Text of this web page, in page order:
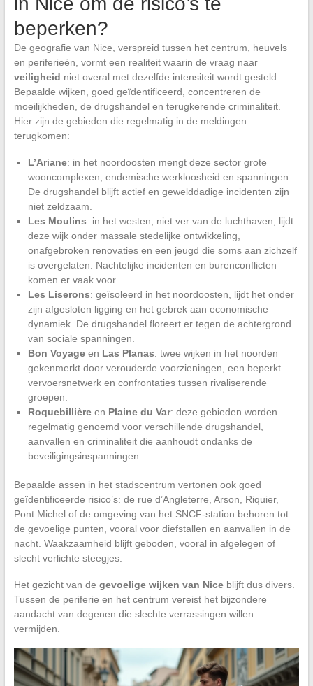
beperken?
De geografie van Nice, verspreid tussen het centrum, heuvels
en periferieën, vormt een realiteit waarin de vraag naar
veiligheid niet overal met dezelfde intensiteit wordt gesteld.
Bepaalde wijken, goed geïdentificeerd, concentreren de
moeilijkheden, de drugshandel en terugkerende criminaliteit.
Hier zijn de gebieden die regelmatig in de meldingen
terugkomen:
L’Ariane: in het noordoosten mengt deze sector grote
wooncomplexen, endemische werkloosheid en spanningen.
De drugshandel blijft actief en gewelddadige incidenten zijn
niet zeldzaam.
Les Moulins: in het westen, niet ver van de luchthaven, lijdt
deze wijk onder massale stedelijke ontwikkeling,
onafgebroken renovaties en een jeugd die soms aan zichzelf
is overgelaten. Nachtelijke incidenten en burenconflicten
komen er vaak voor.
Les Liserons: geïsoleerd in het noordoosten, lijdt het onder
zijn afgesloten ligging en het gebrek aan economische
dynamiek. De drugshandel floreert er tegen de achtergrond
van sociale spanningen.
Bon Voyageen Las Planas: twee wijken in het noorden
gekenmerkt door verouderde voorzieningen, een beperkt
vervoersnetwerk en confrontaties tussen rivaliserende
groepen.
Roquebillièreen Plaine du Var: deze gebieden worden
regelmatig genoemd voor verschillende drugshandel,
aanvallen en criminaliteit die aanhoudt ondanks de
beveiligingsinspanningen.
Bepaalde assen in het stadscentrum vertonen ook goed
geïdentificeerde risico’s: de rue d’Angleterre, Arson, Riquier,
Pont Michel of de omgeving van het SNCF-station behoren tot
de gevoelige punten, vooral voor diefstallen en aanvallen in de
nacht. Waakzaamheid blijft geboden, vooral in afgelegen of
slecht verlichte steegjes.
Het gezicht van de gevoelige wijken van Niceblijft dus divers.
Tussen de periferie en het centrum vereist het bijzondere
aandacht van degenen die slechte verrassingen willen
vermijden.